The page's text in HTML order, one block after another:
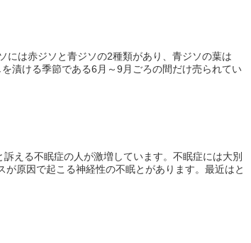
には赤ジソと青ジソの2種類があり、青ジソの葉は
漬ける季節である6月～9月ごろの間だけ売られてい
える不眠症の人が激増しています。不眠症には大別
原因で起こる神経性の不眠とがあります。最近はと